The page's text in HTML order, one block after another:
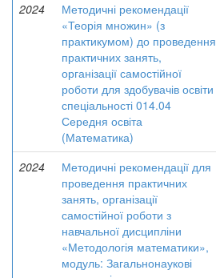
2024
Методичні рекомендації
«Теорія множин» (з
практикумом) до проведення
практичних занять,
організації самостійної
роботи для здобувачів освіти
спеціальності 014.04
Середня освіта
(Математика)
2024
Методичні рекомендації для
проведення практичних
занять, організації
самостійної роботи з
навчальної дисципліни
«Методологія математики»,
модуль: Загальнонаукові